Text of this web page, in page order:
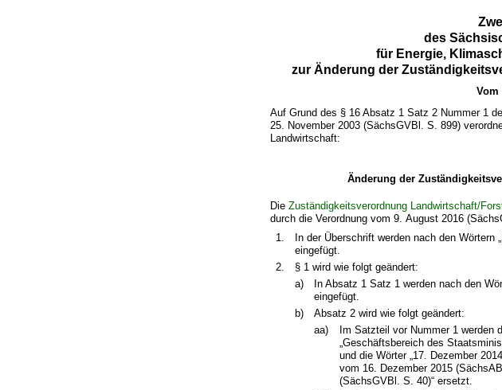
des
für Energie,
zur Änderung der
Vom
Auf Grund des § 16 Absatz 1 Satz 2 Nummer 1
25. November 2003 (SächsGVBl. S. 899)
Landwirtschaft:
Änderung der
DieZuständigkeitsverordnung Landwirtschaft/
durch die Verordnung vom 9. August 2016
1.
In der Überschrift werden nach den Wörtern
eingefügt.
2.
§ 1 wird wie folgt geändert:
a)
In Absatz 1 Satz 1 werden nach den
eingefügt.
b)
Absatz 2 wird wie folgt geändert:
aa)
Im Satzteil vor Nummer 1 werden
„Geschäftsbereich des
und die Wörter „17. Dezember
vom 16. Dezember 2015
(SächsGVBl. S. 40)“ ersetzt.